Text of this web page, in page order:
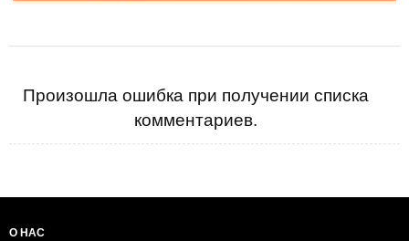
Произошла ошибка при получении списка
комментариев.
О НАС